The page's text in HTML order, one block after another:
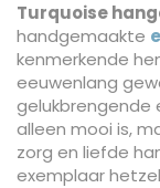
Turquoise
handgemaakte
kenmerkende
eeuwenlang
gelukbrengende
alleen mooi is,
zorg en liefde
exemplaar